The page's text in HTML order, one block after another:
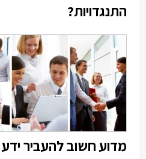
התנגדויות?
מדוע חשוב להעביר ידע